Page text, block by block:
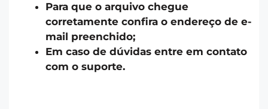
Para que o arquivo chegue
corretamente confira o endereço de e-
mail preenchido;
Em caso de dúvidas entre em contato
com o suporte.